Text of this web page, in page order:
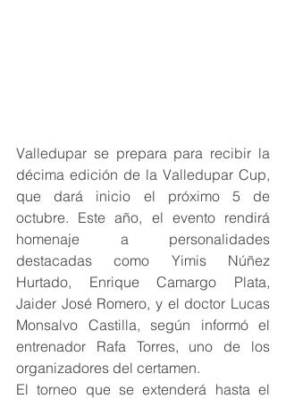
Valledupar se prepara para recibir la
décima edición de la Valledupar Cup,
que dará inicio el próximo 5 de
octubre. Este año, el evento rendirá
homenaje a personalidades
destacadas como Yimis Núñez
Hurtado, Enrique Camargo Plata,
Jaider José Romero, y el doctor Lucas
Monsalvo Castilla, según informó el
entrenador Rafa Torres, uno de los
organizadores del certamen.
El torneo que se extenderá hasta el